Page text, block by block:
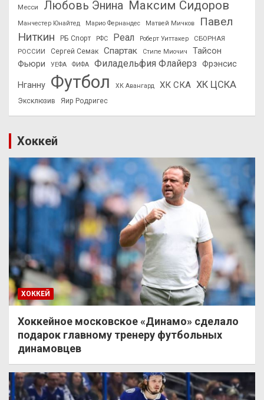
Месси
Любовь Энина Максим Сидоров
Манчестер Юнайтед Марио Фернандес Матвей Мичков
Павел
Ниткин
РБ Спорт РФС Реал Роберт Уиттакер
СБОРНАЯ
РОССИИ
Сергей Семак Спартак Стипе Миочич
Тайсон
Фьюри
УЕФА ФИФА Филадельфия Флайерз Фрэнсис
Нганну Футбол ХК Авангард ХК СКА ХК ЦСКА
Эксклюзив Яир Родригес
Хоккей
ХОККЕЙ
Хоккейное московское «Динамо» сделало
подарок главному тренеру футбольных
динамовцев